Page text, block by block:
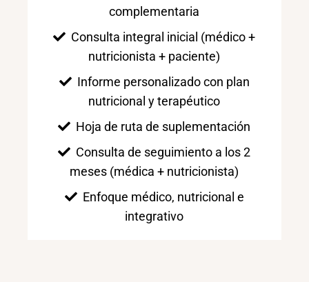
complementaria
Consulta integral inicial (médico +
nutricionista + paciente)
Informe personalizado con plan
nutricional y terapéutico
Hoja de ruta de suplementación
Consulta de seguimiento a los 2
meses (médica + nutricionista)
Enfoque médico, nutricional e
integrativo